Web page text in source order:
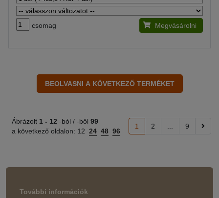
csomag Megvásárolni
Ábrázolt 1 - 12 -ból / -ből 99
a következő oldalon: 12 24 48 96
1 2 9
További információk